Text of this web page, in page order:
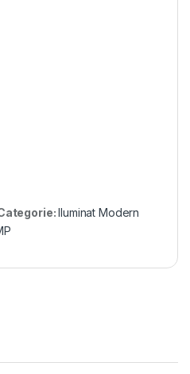
Iluminat Modern